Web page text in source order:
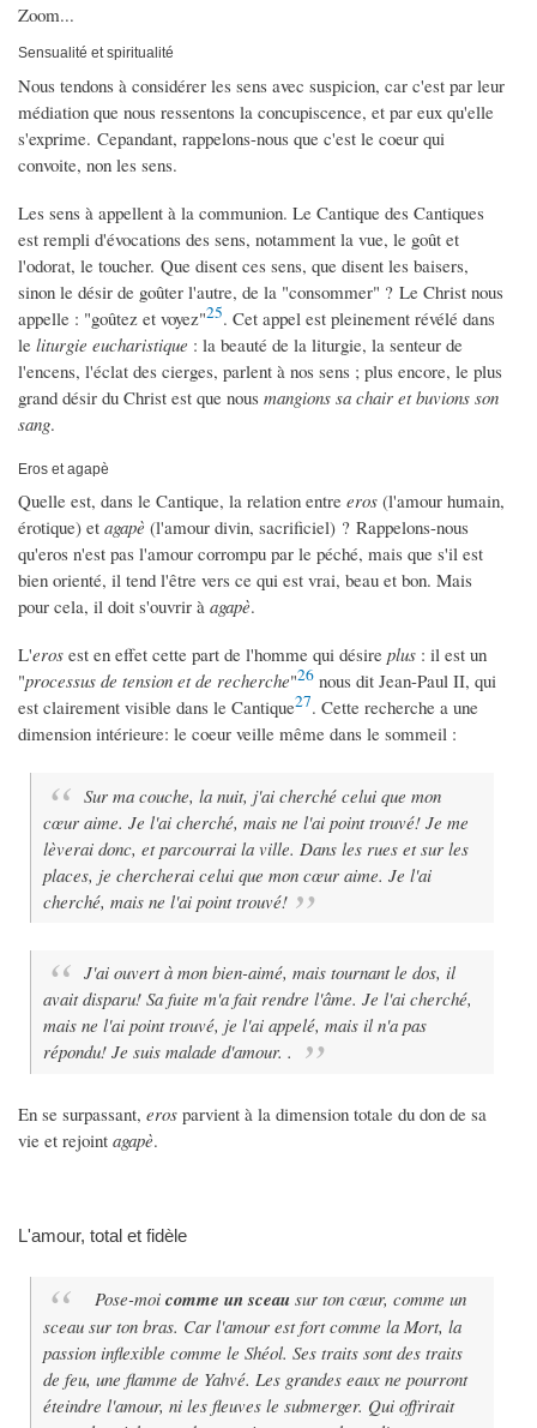
Zoom...
Sensualité et spiritualité
Nous tendons à considérer les sens avec suspicion, car c'est par leur
médiation que nous ressentons la concupiscence, et par eux qu'elle
s'exprime. Cepandant, rappelons-nous que c'est le coeur qui
convoite, non les sens.
Les sens à appellent à la communion. Le Cantique des Cantiques
est rempli d'évocations des sens, notamment la vue, le goût et
l'odorat, le toucher. Que disent ces sens, que disent les baisers,
sinon le désir de goûter l'autre, de la "consommer" ? Le Christ nous
appelle : "goûtez et voyez"25. Cet appel est pleinement révélé dans
le liturgie eucharistique : la beauté de la liturgie, la senteur de
l'encens, l'éclat des cierges, parlent à nos sens ; plus encore, le plus
grand désir du Christ est que nous mangions sa chair et buvions son
sang.
Eros et agapè
Quelle est, dans le Cantique, la relation entre eros (l'amour humain,
érotique) et agapè (l'amour divin, sacrificiel) ? Rappelons-nous
qu'eros n'est pas l'amour corrompu par le péché, mais que s'il est
bien orienté, il tend l'être vers ce qui est vrai, beau et bon. Mais
pour cela, il doit s'ouvrir à agapè.
L'eros est en effet cette part de l'homme qui désire plus : il est un
"processus de tension et de recherche"26 nous dit Jean-Paul II, qui
est clairement visible dans le Cantique27. Cette recherche a une
dimension intérieure: le coeur veille même dans le sommeil :
Sur ma couche, la nuit, j'ai cherché celui que mon
cœur aime. Je l'ai cherché, mais ne l'ai point trouvé! Je me
lèverai donc, et parcourrai la ville. Dans les rues et sur les
places, je chercherai celui que mon cœur aime. Je l'ai
cherché, mais ne l'ai point trouvé!
J'ai ouvert à mon bien-aimé, mais tournant le dos, il
avait disparu! Sa fuite m'a fait rendre l'âme. Je l'ai cherché,
mais ne l'ai point trouvé, je l'ai appelé, mais il n'a pas
répondu! Je suis malade d'amour. .
En se surpassant, eros parvient à la dimension totale du don de sa
vie et rejoint agapè.
L'amour, total et fidèle
Pose-moi comme un sceau sur ton cœur, comme un
sceau sur ton bras. Car l'amour est fort comme la Mort, la
passion inflexible comme le Shéol. Ses traits sont des traits
de feu, une flamme de Yahvé. Les grandes eaux ne pourront
éteindre l'amour, ni les fleuves le submerger. Qui offrirait